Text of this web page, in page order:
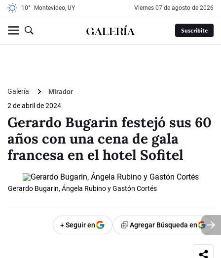
10° Montevideo, UY viernes 07 de agosto de 2026
Suscribite
Galería
Mirador
2 de abril de 2024
Gerardo Bugarin festejó sus 60
años con una cena de gala
francesa en el hotel Sofitel
Gerardo Bugarin, Ángela Rubino y Gastón Cortés
+ Seguir en Agregar Búsqueda en